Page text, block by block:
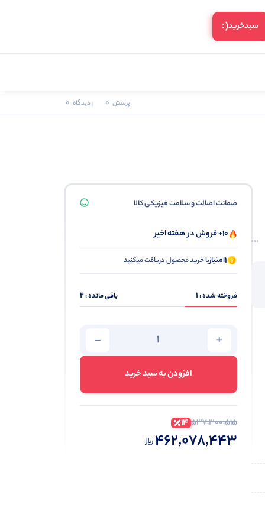
سبد‌خرید(:
پرسش 0 دیدگاه 0
ضمانت اصالت و سلامت فیزیکی کالا
10+ فروش در هفته اخیر
1امتیازبا خرید محصول دریافت میکنید
فروخته شده :1 باقی مانده :2
افزودن به سبد خرید
537,300,515
14
462,078,443